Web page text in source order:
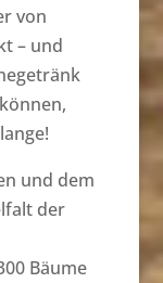
von
– und
und dem
der
Bäume